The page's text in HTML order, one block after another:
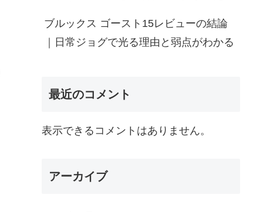
ブルックス ゴースト15レビューの結論
｜日常ジョグで光る理由と弱点がわかる
最近のコメント
表示できるコメントはありません。
アーカイブ